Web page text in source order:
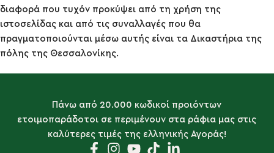
διαφορά που τυχόν προκύψει από τη χρήση της
ιστοσελίδας και από τις συναλλαγές που θα
πραγματοποιούνται μέσω αυτής είναι τα Δικαστήρια της
πόλης της Θεσσαλονίκης.
Πάνω από 20.000 κωδικοί προιόντων
ετοιμοπαράδοτοι σε περιμένουν στα ράφια μας στις
καλύτερες τιμές της ελληνικής Αγοράς!